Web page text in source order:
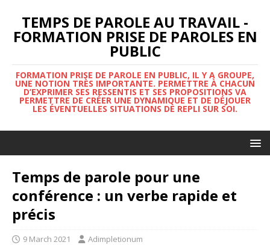
TEMPS DE PAROLE AU TRAVAIL -
FORMATION PRISE DE PAROLES EN
PUBLIC
FORMATION PRISE DE PAROLE EN PUBLIC, IL Y A GROUPE,
UNE NOTION TRÈS IMPORTANTE. PERMETTRE À CHACUN
D’EXPRIMER SES RESSENTIS ET SES PROPOSITIONS VA
PERMETTRE DE CRÉER UNE DYNAMIQUE ET DE DÉJOUER
LES ÉVENTUELLES SITUATIONS DE REPLI SUR SOI.
Temps de parole pour une
conférence : un verbe rapide et
précis
9 March 2021 Adimpletionum